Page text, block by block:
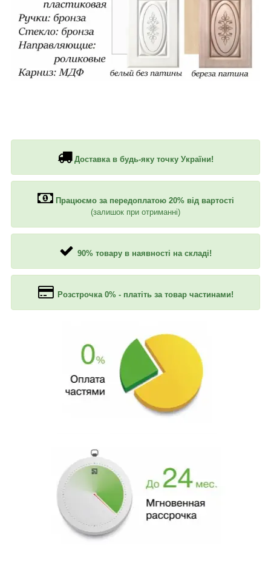
Доставка в будь-яку точку України!
Працюємо за передоплатою 20% від вартості
(залишок при отриманні)
90% товару в наявності на складі!
Розстрочка 0% - платіть за товар частинами!